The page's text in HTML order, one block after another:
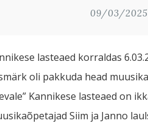
09/03/2025
lasteaed korraldas
oli pakkuda head
Kannikese lasteaed on
Siim ja Janno